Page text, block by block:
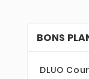
BONS
DLUO